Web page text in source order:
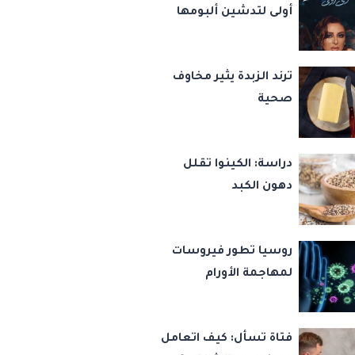
أولى لتدشين ألبومها
ترند الزبدة يثير مخاوف
صحية
دراسة: الكينوا تقلل
دهون الكبد
روسيا تطور فيروسات
لمهاجمة الأورام
فتاة تسأل: كيف اتعامل